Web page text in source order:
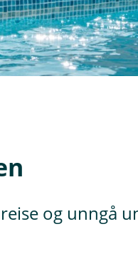
og unngå